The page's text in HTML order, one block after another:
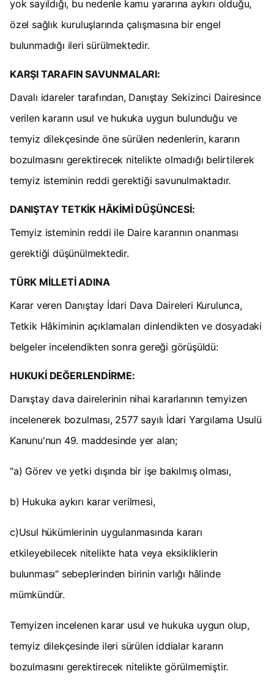
yok sayıldığı, bu nedenle kamu yararına aykırı olduğu,
özel sağlık kuruluşlarında çalışmasına bir engel
bulunmadığı ileri sürülmektedir.
KARŞI TARAFIN SAVUNMALARI:
Davalı idareler tarafından, Danıştay Sekizinci Dairesince
verilen kararın usul ve hukuka uygun bulunduğu ve
temyiz dilekçesinde öne sürülen nedenlerin, kararın
bozulmasını gerektirecek nitelikte olmadığı belirtilerek
temyiz isteminin reddi gerektiği savunulmaktadır.
DANIŞTAY TETKİK HÂKİMİ DÜŞÜNCESİ:
Temyiz isteminin reddi ile Daire kararının onanması
gerektiği düşünülmektedir.
TÜRK MİLLETİ ADINA
Karar veren Danıştay İdari Dava Daireleri Kurulunca,
Tetkik Hâkiminin açıklamaları dinlendikten ve dosyadaki
belgeler incelendikten sonra gereği görüşüldü:
HUKUKİ DEĞERLENDİRME:
Danıştay dava dairelerinin nihai kararlarının temyizen
incelenerek bozulması, 2577 sayılı İdari Yargılama Usulü
Kanunu'nun 49. maddesinde yer alan;
"a) Görev ve yetki dışında bir işe bakılmış olması,
b) Hukuka aykırı karar verilmesi,
c)Usul hükümlerinin uygulanmasında kararı
etkileyebilecek nitelikte hata veya eksikliklerin
bulunması" sebeplerinden birinin varlığı hâlinde
mümkündür.
Temyizen incelenen karar usul ve hukuka uygun olup,
temyiz dilekçesinde ileri sürülen iddialar kararın
bozulmasını gerektirecek nitelikte görülmemiştir.